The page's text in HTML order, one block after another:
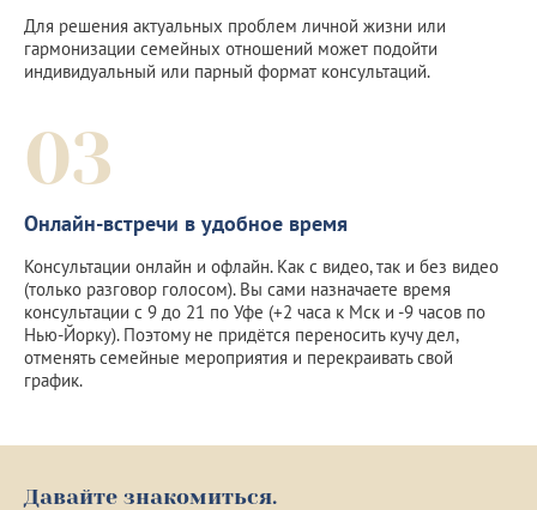
Для решения актуальных проблем личной жизни или
гармонизации семейных отношений может подойти
индивидуальный или парный формат консультаций.
03
Онлайн-встречи в удобное время
Консультации онлайн и офлайн. Как с видео, так и без видео
(только разговор голосом). Вы сами назначаете время
консультации с 9 до 21 по Уфе (+2 часа к Мск и -9 часов по
Нью-Йорку). Поэтому не придётся переносить кучу дел,
отменять семейные мероприятия и перекраивать свой
график.
Давайте знакомиться.